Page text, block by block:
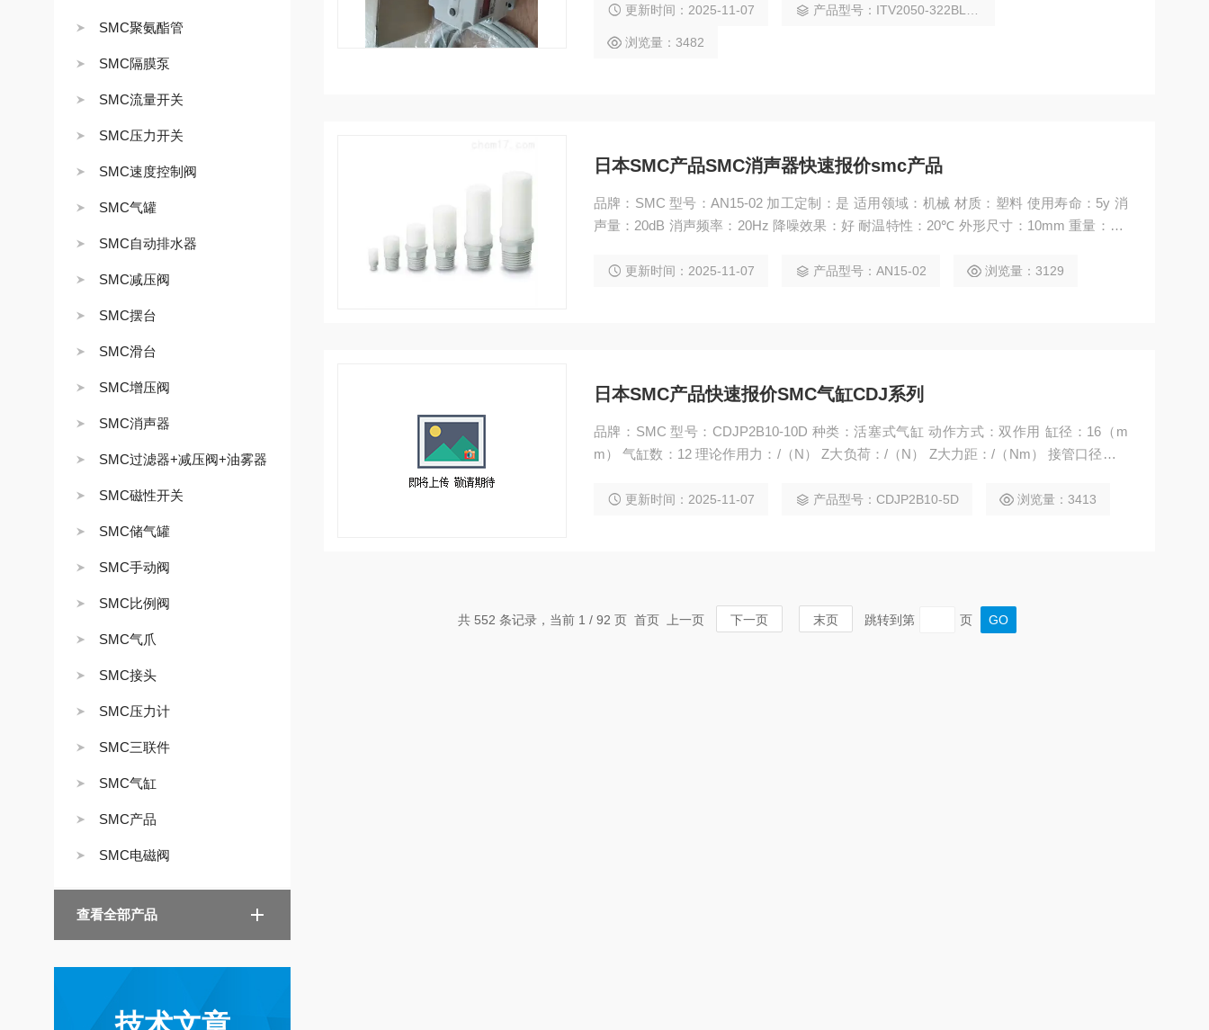
SMC聚氨酯管
SMC隔膜泵
SMC流量开关
SMC压力开关
SMC速度控制阀
SMC气罐
SMC自动排水器
SMC减压阀
SMC摆台
SMC滑台
SMC增压阀
SMC消声器
SMC过滤器+减压阀+油雾器
SMC磁性开关
SMC储气罐
SMC手动阀
SMC比例阀
SMC气爪
SMC接头
SMC压力计
SMC三联件
SMC气缸
SMC产品
SMC电磁阀
查看全部产品
比列阀价格专业经销smc产品
更新时间：2025-11-07 产品型号：ITV2050-322BL-X145
浏览量：3482
日本SMC产品SMC消声器快速报价smc产品
品牌：SMC 型号：AN15-02 加工定制：是 适用领域：机械 材质：塑料 使用寿命：5y 消
声量：20dB 消声频率：20Hz 降噪效果：好 耐温特性：20℃ 外形尺寸：10mm 重量：0.1
更新时间：2025-11-07 产品型号：AN15-02 浏览量：3129
日本SMC产品快速报价SMC气缸CDJ系列
品牌：SMC 型号：CDJP2B10-10D 种类：活塞式气缸 动作方式：双作用 缸径：16（m
m） 气缸数：12 理论作用力：/（N） Z大负荷：/（N） Z大力距：/（Nm） 接管口径：M
缸CDJ系列
更新时间：2025-11-07 产品型号：CDJP2B10-5D 浏览量：3413
共 552 条记录，当前 1 / 92 页 首页 上一页 下一页 末页 跳转到第 页